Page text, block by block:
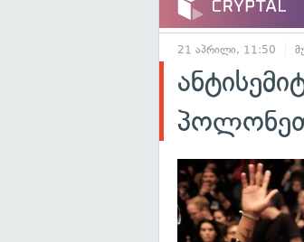
21 აპრილი, 11:50